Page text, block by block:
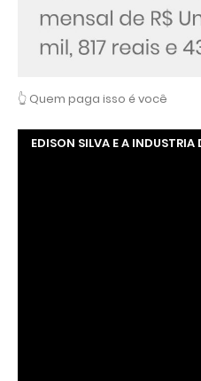
👆 Quem paga isso é você
EDISON SILVA E A INDUSTRIA